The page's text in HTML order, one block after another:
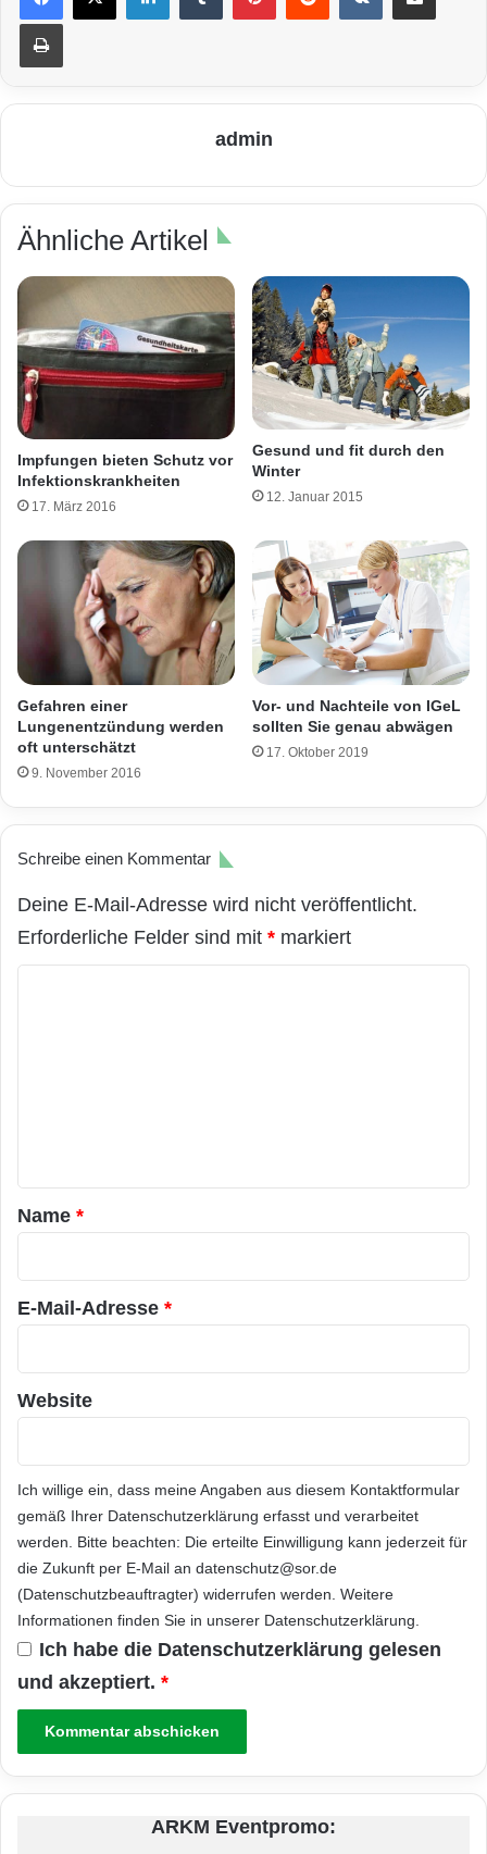
Drucken
admin
Ähnliche Artikel
Impfungen bieten Schutz vor
Infektionskrankheiten
17. März 2016
Gesund und fit durch den
Winter
12. Januar 2015
Gefahren einer
Lungenentzündung werden
oft unterschätzt
9. November 2016
Vor- und Nachteile von IGeL
sollten Sie genau abwägen
17. Oktober 2019
Schreibe einen Kommentar
Deine E-Mail-Adresse wird nicht veröffentlicht.
Erforderliche Felder sind mit * markiert
a
r
*
Name *
E-Mail-Adresse *
Website
Ich willige ein, dass meine Angaben aus diesem Kontaktformular
gemäß Ihrer Datenschutzerklärung erfasst und verarbeitet
werden. Bitte beachten: Die erteilte Einwilligung kann jederzeit für
die Zukunft per E-Mail an datenschutz@sor.de
(Datenschutzbeauftragter) widerrufen werden. Weitere
Informationen finden Sie in unserer Datenschutzerklärung
Ich habe die Datenschutzerklärung gelesen
und akzeptiert. *
ARKM Eventpromo: